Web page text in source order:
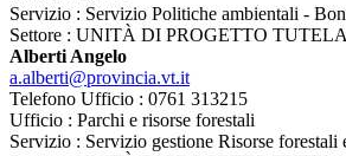
Servizio : Servizio Politiche ambientali -
Settore : UNITÀ DI PROGETTO
Alberti Angelo
a.alberti@provincia.vt.it
Telefono Ufficio : 0761 313215
Ufficio : Parchi e risorse forestali
Servizio : Servizio gestione Risorse